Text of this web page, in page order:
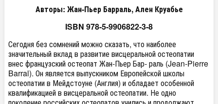
Авторы: Жан-Пьер Барраль, Ален Круабье
ISBN 978-5-9906822-3-8
Сегодня без сомнений можно сказать, что наиболее
значительный вклад в развитие висцеральной остеопатии
внес французский остеопат Жан-Пьер Бар- раль (Jean-Pierre
Barral). Он является выпускником Европейской школы
остеопатии в Мейдстоуне (Англия) и обладает особенной
квалификацией в висцеральной остеопатии. Не одно